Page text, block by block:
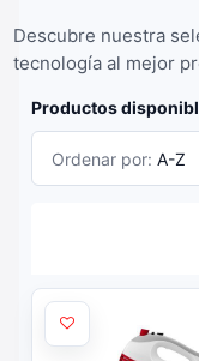
Descubre nuestra
tecnología al mejor
Productos
Ordenar por: A-Z